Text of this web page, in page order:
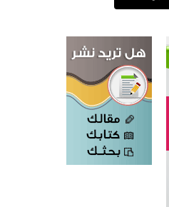
وتلاوة القرآن الكريم في أزناكاييف